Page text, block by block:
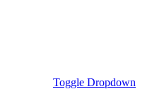
Toggle Dropdown